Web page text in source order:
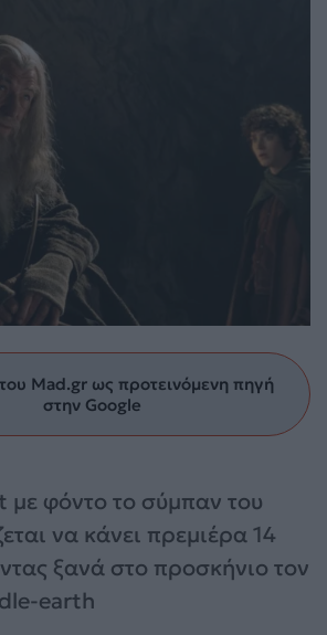
Mad.gr ως προτεινόμενη πηγή
στην Google
με φόντο το σύμπαν του
να κάνει πρεμιέρα 14
ξανά στο προσκήνιο τον
earth